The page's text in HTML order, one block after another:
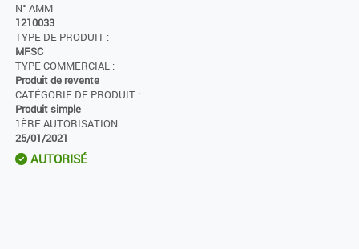
N° AMM
1210033
TYPE DE PRODUIT :
MFSC
TYPE COMMERCIAL :
Produit de revente
CATÉGORIE DE PRODUIT :
Produit simple
1ÈRE AUTORISATION :
25/01/2021
AUTORISÉ